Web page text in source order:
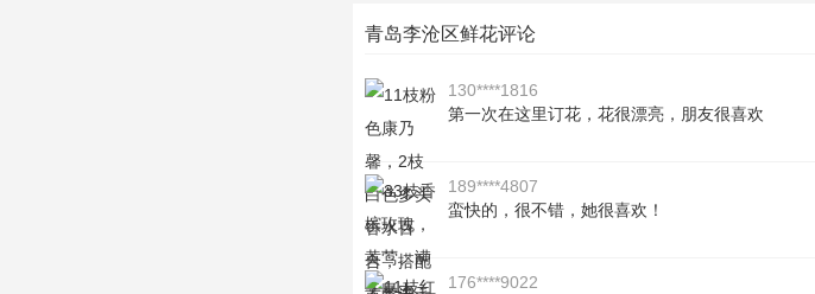
青岛李沧区鲜花评论
130****1816
第一次在这里订花，花很漂亮，朋友很喜欢
189****4807
蛮快的，很不错，她很喜欢！
176****9022